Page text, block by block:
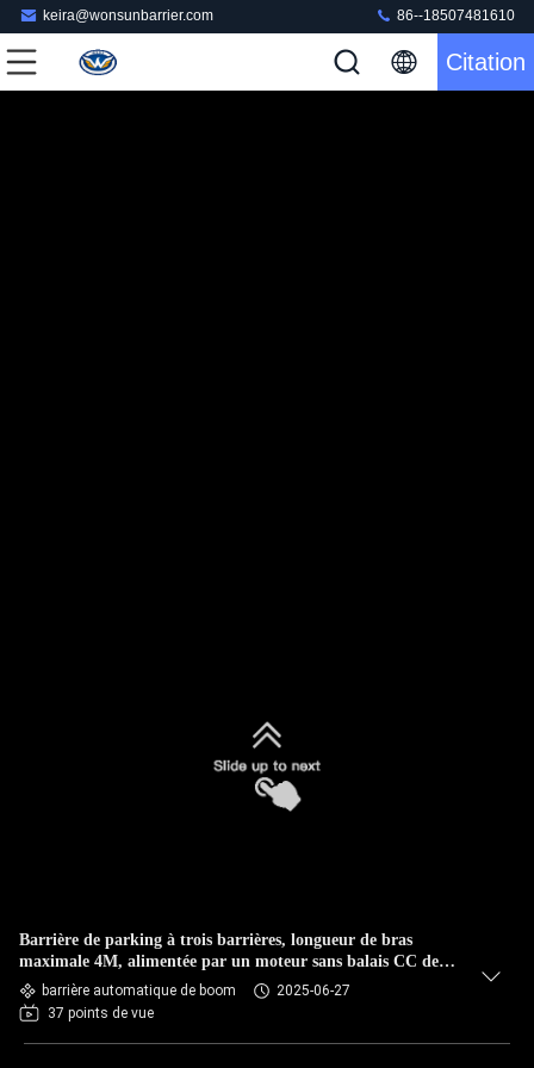
keira@wonsunbarrier.com 86--18507481610
Citation
Barrière de parking à trois barrières, longueur de bras
maximale 4M, alimentée par un moteur sans balais CC de
3ème génération
barrière automatique de boom
2025-06-27
37 points de vue